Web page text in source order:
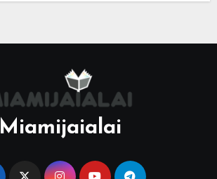
Miamijaialai